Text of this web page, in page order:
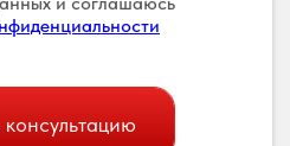
консультацию